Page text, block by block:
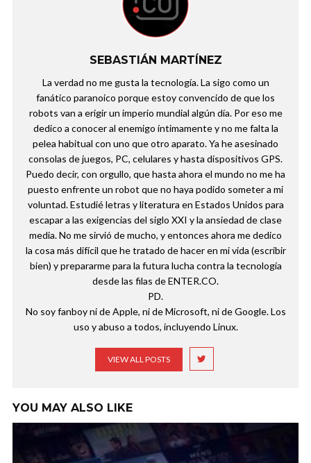
SEBASTIÁN MARTÍNEZ
La verdad no me gusta la tecnología. La sigo como un
fanático paranoico porque estoy convencido de que los
robots van a erigir un imperio mundial algún día. Por eso me
dedico a conocer al enemigo íntimamente y no me falta la
pelea habitual con uno que otro aparato. Ya he asesinado
consolas de juegos, PC, celulares y hasta dispositivos GPS.
Puedo decir, con orgullo, que hasta ahora el mundo no me ha
puesto enfrente un robot que no haya podido someter a mi
voluntad. Estudié letras y literatura en Estados Unidos para
escapar a las exigencias del siglo XXI y la ansiedad de clase
media. No me sirvió de mucho, y entonces ahora me dedico
la cosa más difícil que he tratado de hacer en mi vida (escribir
bien) y prepararme para la futura lucha contra la tecnología
desde las filas de ENTER.CO.
PD.
No soy fanboy ni de Apple, ni de Microsoft, ni de Google. Los
uso y abuso a todos, incluyendo Linux.
VIEW ALL POSTS
YOU MAY ALSO LIKE